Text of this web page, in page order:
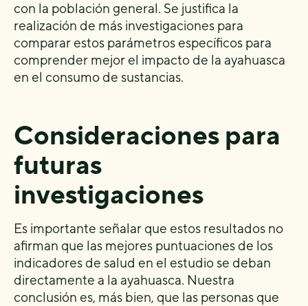
con la población general. Se justifica la
realización de más investigaciones para
comparar estos parámetros específicos para
comprender mejor el impacto de la ayahuasca
en el consumo de sustancias.
Consideraciones para
futuras
investigaciones
Es importante señalar que estos resultados no
afirman que las mejores puntuaciones de los
indicadores de salud en el estudio se deban
directamente a la ayahuasca. Nuestra
conclusión es, más bien, que las personas que